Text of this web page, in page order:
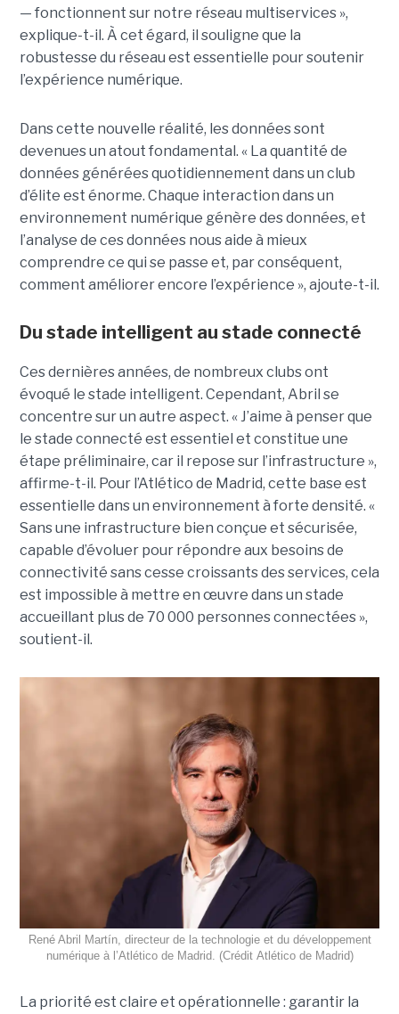
— fonctionnent sur notre réseau multiservices »,
explique-t-il. À cet égard, il souligne que la
robustesse du réseau est essentielle pour soutenir
l’expérience numérique.
Dans cette nouvelle réalité, les données sont
devenues un atout fondamental. « La quantité de
données générées quotidiennement dans un club
d’élite est énorme. Chaque interaction dans un
environnement numérique génère des données, et
l’analyse de ces données nous aide à mieux
comprendre ce qui se passe et, par conséquent,
comment améliorer encore l’expérience », ajoute-t-il.
Du stade intelligent au stade connecté
Ces dernières années, de nombreux clubs ont
évoqué le stade intelligent. Cependant, Abril se
concentre sur un autre aspect. « J’aime à penser que
le stade connecté est essentiel et constitue une
étape préliminaire, car il repose sur l’infrastructure »,
affirme-t-il. Pour l’Atlético de Madrid, cette base est
essentielle dans un environnement à forte densité. «
Sans une infrastructure bien conçue et sécurisée,
capable d’évoluer pour répondre aux besoins de
connectivité sans cesse croissants des services, cela
est impossible à mettre en œuvre dans un stade
accueillant plus de 70 000 personnes connectées »,
soutient-il.
René Abril Martín, directeur de la technologie et du développement
numérique à l’Atlético de Madrid. (Crédit Atlético de Madrid)
La priorité est claire et opérationnelle : garantir la